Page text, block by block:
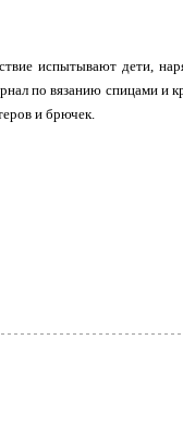
испытывают дети,
по вязанию спицами и
и брючек.